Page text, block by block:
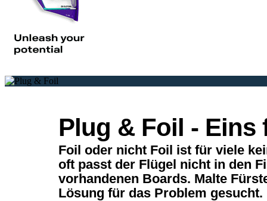
Plug & Foil - Eins
Foil oder nicht Foil ist für viele
oft passt der Flügel nicht in den
vorhandenen Boards. Malte
Lösung für das Problem gesucht.